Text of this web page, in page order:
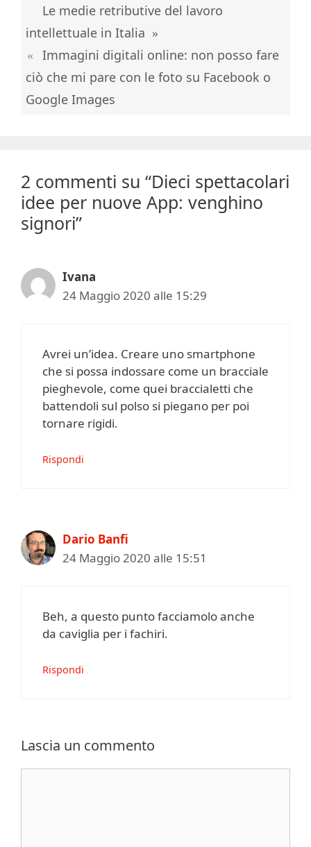
Le medie retributive del lavoro
intellettuale in Italia
Immagini digitali online: non posso fare
ciò che mi pare con le foto su Facebook o
Google Images
2 commenti su “Dieci spettacolari
idee per nuove App: venghino
signori”
Ivana
24 Maggio 2020 alle 15:29
Avrei un’idea. Creare uno smartphone
che si possa indossare come un bracciale
pieghevole, come quei braccialetti che
battendoli sul polso si piegano per poi
tornare rigidi.
Rispondi
Dario Banfi
24 Maggio 2020 alle 15:51
Beh, a questo punto facciamolo anche
da caviglia per i fachiri.
Rispondi
Lascia un commento